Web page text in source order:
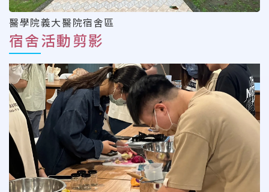
醫學院義大醫院宿舍區
宿舍活動剪影